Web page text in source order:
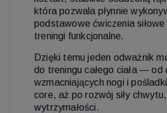
która pozwala płynnie
podstawowe ćwiczenia siłowe
treningi funkcjonalne.
Dzięki temu jeden odważnik
do treningu całego ciała — od
wzmacniających nogi i
core, aż po rozwój siły
wytrzymałości.